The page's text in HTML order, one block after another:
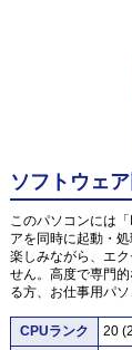
ソフトウェ
このパソコンには
アを同時に起動・
楽しみながら、エ
せん。高度で専門
る方、お仕事用パ
CPUランク 20